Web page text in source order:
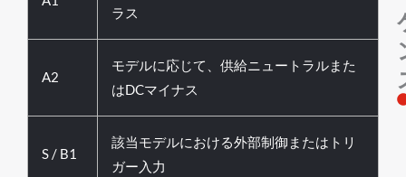
ラス
A2
モデルに応じて、供給ニュートラルまた
はDCマイナス
S / B1
該当モデルにおける外部制御またはトリ
ガー入力